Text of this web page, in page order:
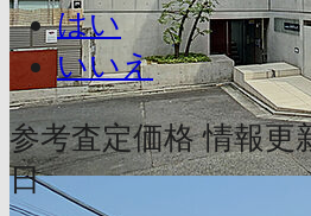
はい
いいえ
参考査定価格 情報更
日